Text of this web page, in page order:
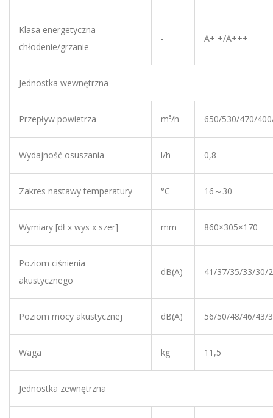
Klasa energetyczna
chłodenie/grzanie
- A+ +/A+++
Jednostka wewnętrzna
Przepływ powietrza m³/h 650/530/470/
Wydajność osuszania l/h 0,8
Zakres nastawy temperatury °C 16～30
Wymiary [dł x wys x szer] mm 860×305×170
Poziom ciśnienia
akustycznego
dB(A) 41/37/35/33/30/
Poziom mocy akustycznej dB(A) 56/50/48/46/43/
Waga kg 11,5
Jednostka zewnętrzna